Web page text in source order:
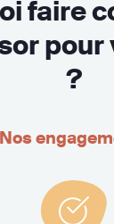
faire
pour
?
Nos